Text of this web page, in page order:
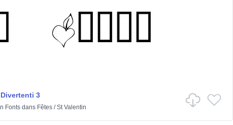
3
Fontsdans Fêtes/St Valentin